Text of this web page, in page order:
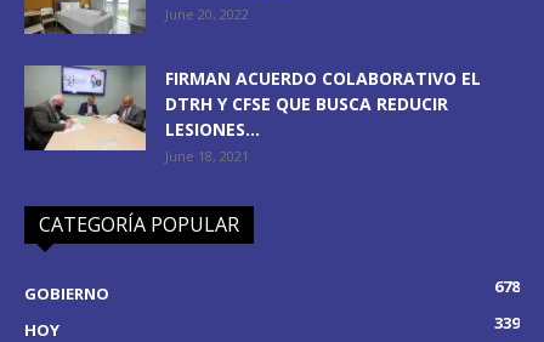
June 20, 2022
FIRMAN ACUERDO COLABORATIVO EL
DTRH Y CFSE QUE BUSCA REDUCIR
LESIONES...
June 18, 2021
CATEGORÍA POPULAR
GOBIERNO
678
HOY
339